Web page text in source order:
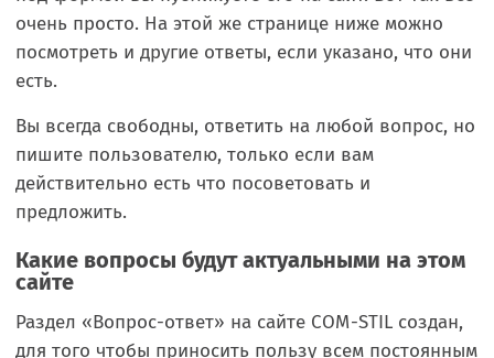
очень просто. На этой же странице ниже можно
посмотреть и другие ответы, если указано, что они
есть.
Вы всегда свободны, ответить на любой вопрос, но
пишите пользователю, только если вам
действительно есть что посоветовать и
предложить.
Какие вопросы будут актуальными на этом
сайте
Раздел «Вопрос-ответ» на сайте COM-STIL создан,
для того чтобы приносить пользу всем постоянным